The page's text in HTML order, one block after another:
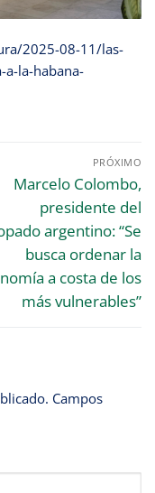
2025-08-11/las-
a-la-habana-
PRÓXIMO
Marcelo Colombo,
presidente del
argentino: “Se
busca ordenar la
a costa de los
más vulnerables”
Campos